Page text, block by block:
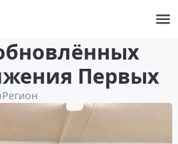
области
Первых
Регион